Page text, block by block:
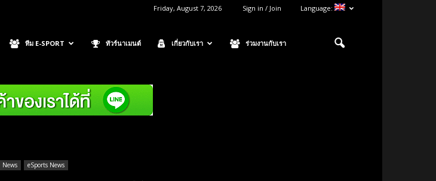
Friday, August 7, 2026 Sign in / Join Language:
ทีม E-SPORT ทัวร์นาเมนต์ เกี่ยวกับเรา ร่วมงานกับเรา
News eSports News